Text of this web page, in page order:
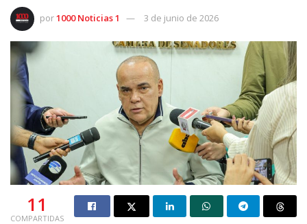
por1000 Noticias 1 3 de junio de 2026
11
COMPARTIDAS